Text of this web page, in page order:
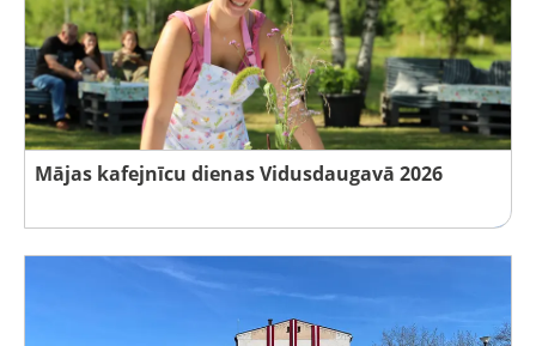
Mājas kafejnīcu dienas Vidusdaugavā 2026